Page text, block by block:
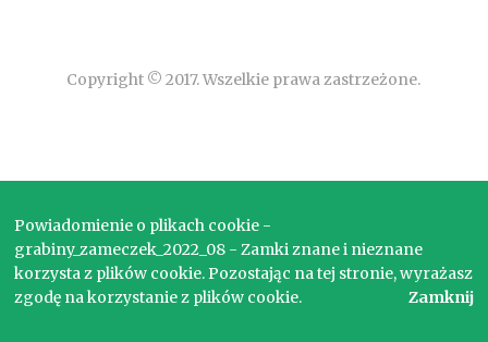
Copyright © 2017. Wszelkie prawa zastrzeżone.
Powiadomienie o plikach cookie -
grabiny_zameczek_2022_08 - Zamki znane i nieznane
korzysta z plików cookie. Pozostając na tej stronie, wyrażasz
zgodę na korzystanie z plików cookie.
Zamknij